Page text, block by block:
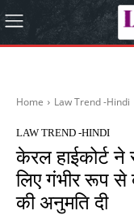
Home Law Trend -Hindi
LAW TREND -HINDI
केरल हाईकोर्ट
लिए गंभीर रूप से
की अनुमति दी